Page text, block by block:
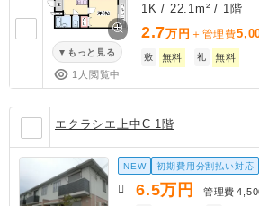
もっと見る
1人閲覧中
1K / 22.1m² / 1階
2.7万円 ＋管理費
敷 無料 礼 無料
エクラシエ上中C 1階
NEW 初期費用分割払い対応
6.5万円 管理費